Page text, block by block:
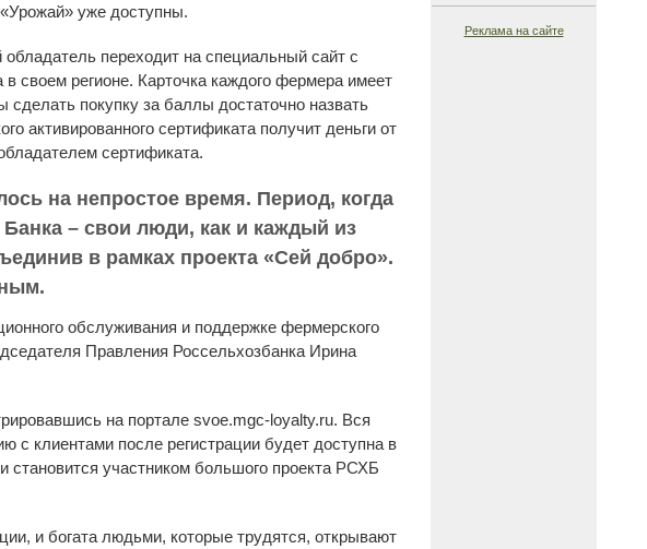
уже доступны.
переходит на специальный сайт с
своем регионе. Карточка каждого фермера имеет
покупку за баллы достаточно назвать
активированного сертификата получит деньги от
сертификата.
на непростое время. Период, когда
– свои люди, как и каждый из
в рамках проекта «Сей добро».
обслуживания и поддержке фермерского
Правления Россельхозбанка Ирина
на портале svoe.mgc-loyalty.ru. Вся
с клиентами после регистрации будет доступна в
становится участником большого проекта РСХБ
и богата людьми, которые трудятся, открывают
Реклама на сайте